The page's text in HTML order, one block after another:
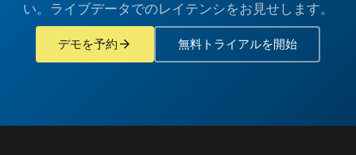
い。ライブデータでのレイテンシをお見せします。
デモを予約 arrow_forward 無料トライアルを開始